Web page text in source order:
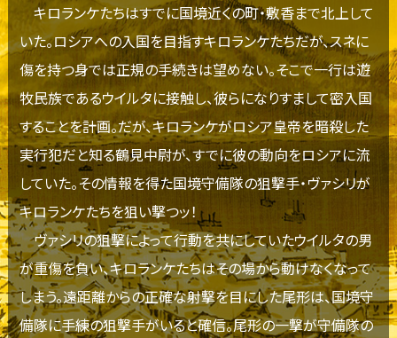
キロランケたちはすでに国境近くの町・敷香まで北上して
いた。ロシアへの入国を目指すキロランケたちだが、スネに
傷を持つ身では正規の手続きは望めない。そこで一行は遊
牧民族であるウイルタに接触し、彼らになりすまして密入国
することを計画。だが、キロランケがロシア皇帝を暗殺した
実行犯だと知る鶴見中尉が、すでに彼の動向をロシアに流
していた。その情報を得た国境守備隊の狙撃手・ヴァシリが
キロランケたちを狙い撃つッ！
ヴァシリの狙撃によって行動を共にしていたウイルタの男
が重傷を負い、キロランケたちはその場から動けなくなって
しまう。遠距離からの正確な射撃を目にした尾形は、国境守
備隊に手練の狙撃手がいると確信。尾形の一撃が守備隊の